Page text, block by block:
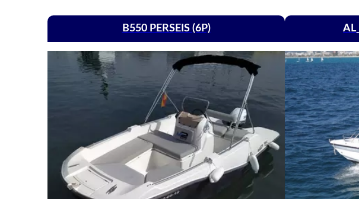
B550 PERSEIS (6P)